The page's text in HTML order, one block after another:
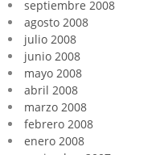
septiembre 2008
agosto 2008
julio 2008
junio 2008
mayo 2008
abril 2008
marzo 2008
febrero 2008
enero 2008